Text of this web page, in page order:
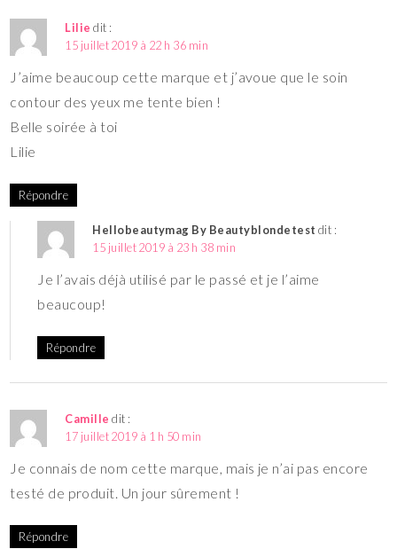
Lilie dit :
15 juillet 2019 à 22 h 36 min
J’aime beaucoup cette marque et j’avoue que le soin
contour des yeux me tente bien !
Belle soirée à toi
Lilie
Répondre
Hellobeautymag By Beautyblondetest dit :
15 juillet 2019 à 23 h 38 min
Je l’avais déjà utilisé par le passé et je l’aime
beaucoup!
Répondre
Camille dit :
17 juillet 2019 à 1 h 50 min
Je connais de nom cette marque, mais je n’ai pas encore
testé de produit. Un jour sûrement !
Répondre